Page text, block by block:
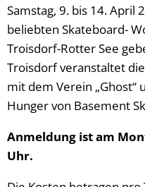
Samstag, 9. bis 14. April
beliebten Skateboard-
Troisdorf-Rotter See
Troisdorf veranstaltet
mit dem Verein „Ghost“
Hunger von Basement
Anmeldung ist am
Uhr.